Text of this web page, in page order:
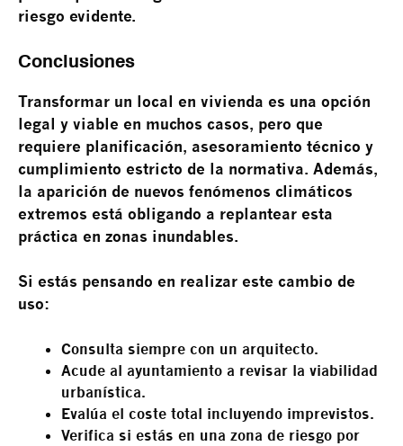
riesgo evidente.
Conclusiones
Transformar un local en vivienda es una opción
legal y viable en muchos casos, pero que
requiere planificación, asesoramiento técnico y
cumplimiento estricto de la normativa. Además,
la aparición de nuevos fenómenos climáticos
extremos está obligando a replantear esta
práctica en zonas inundables.
Si estás pensando en realizar este cambio de
uso:
Consulta siempre con un arquitecto.
Acude al ayuntamiento a revisar la viabilidad
urbanística.
Evalúa el coste total incluyendo imprevistos.
Verifica si estás en una zona de riesgo por